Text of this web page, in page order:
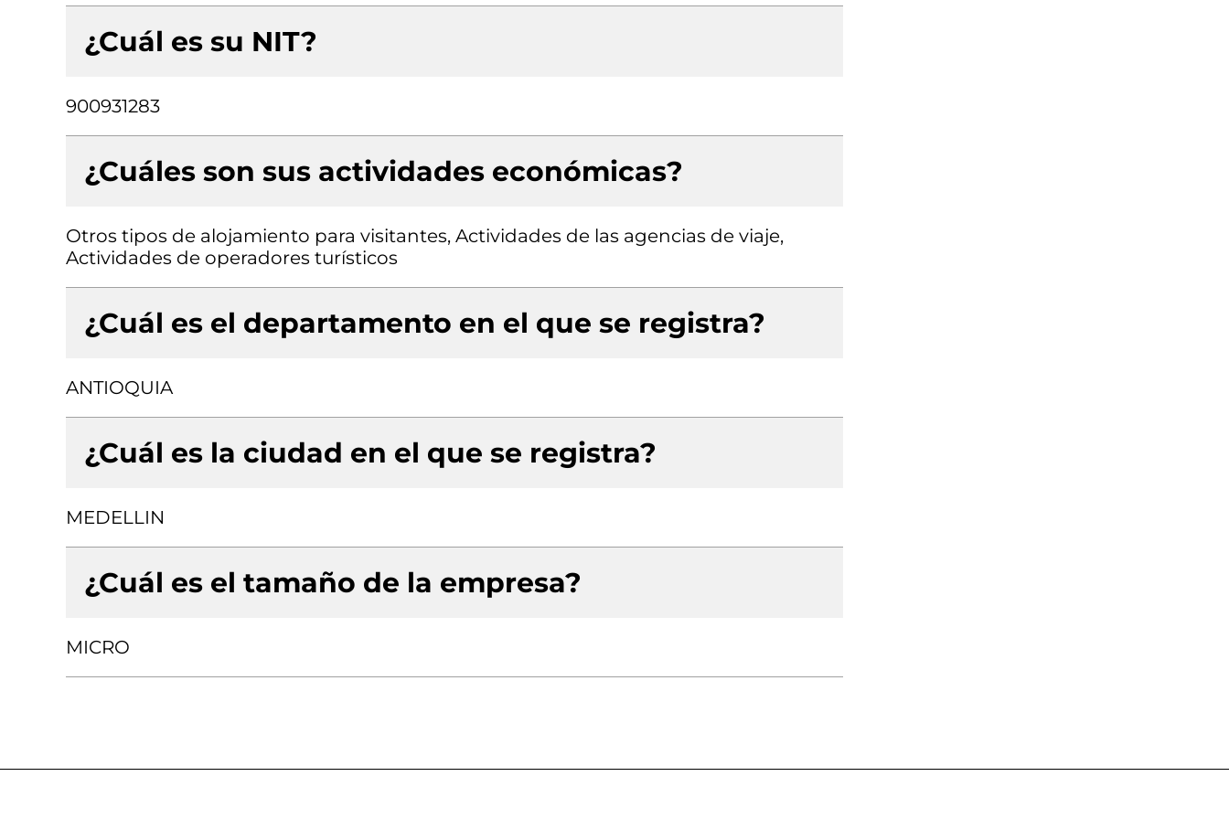
¿Cuál es su NIT?
900931283
¿Cuáles son sus actividades económicas?
Otros tipos de alojamiento para visitantes, Actividades de las agencias de viaje,
Actividades de operadores turísticos
¿Cuál es el departamento en el que se registra?
ANTIOQUIA
¿Cuál es la ciudad en el que se registra?
MEDELLIN
¿Cuál es el tamaño de la empresa?
MICRO